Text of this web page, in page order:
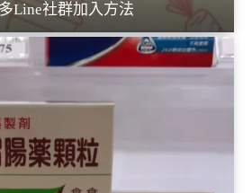
Line社群加入方法